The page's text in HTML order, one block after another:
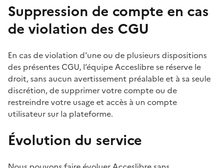
Suppression de compte en cas
de violation des CGU
En cas de violation d'une ou de plusieurs dispositions
des présentes CGU, l’équipe Acceslibre se réserve le
droit, sans aucun avertissement préalable et à sa seule
discrétion, de supprimer votre compte ou de
restreindre votre usage et accès à un compte
utilisateur sur la plateforme.
Évolution du service